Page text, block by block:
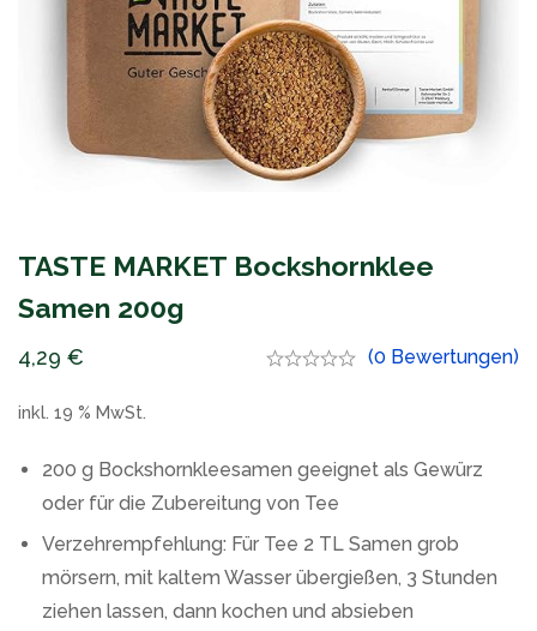
TASTE MARKET Bockshornklee
Samen 200g
4,29 € (0 Bewertungen)
inkl. 19 % MwSt.
200 g Bockshornkleesamen geeignet als Gewürz
oder für die Zubereitung von Tee
Verzehrempfehlung: Für Tee 2 TL Samen grob
mörsern, mit kaltem Wasser übergießen, 3 Stunden
ziehen lassen, dann kochen und absieben